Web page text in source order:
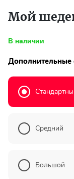
вовремя. Не
свежие.
Мой
В наличии
Дополнительные
Средний
Большой